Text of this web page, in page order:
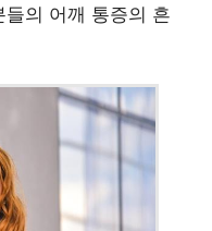
의 어깨 통증의 흔